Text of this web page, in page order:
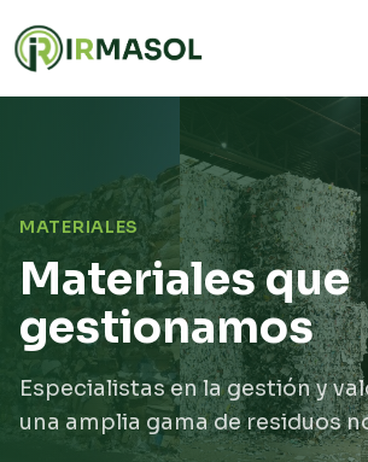
MATERIALES
Materiales que
gestionamos
Especialistas en la gestión y
una amplia gama de residuos